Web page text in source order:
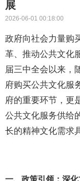
展
2026-06-01 00:18:00
政府向社会力量购
革、推动公共文化
届三中全会以来，
府购买公共文化服
府的重要环节，更
公共文化服务供给
长的精神文化需求
一、政策引领：深